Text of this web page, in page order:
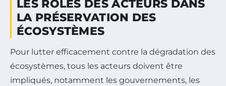
LES RÔLES DES ACTEURS DANS
LA PRÉSERVATION DES
ÉCOSYSTÈMES
Pour lutter efficacement contre la dégradation des
écosystèmes, tous les acteurs doivent être
impliqués, notamment les gouvernements, les